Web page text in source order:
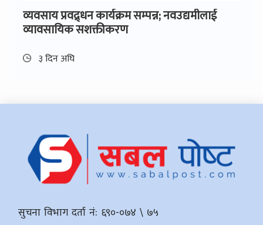
व्यवसाय प्रवद्र्धन कार्यक्रम सम्पन्न; नवउद्यमीलाई
व्यावसायिक सशक्तीकरण
३ दिन अघि
सुचना विभाग दर्ता नं: ६९०-०७४ \ ७५